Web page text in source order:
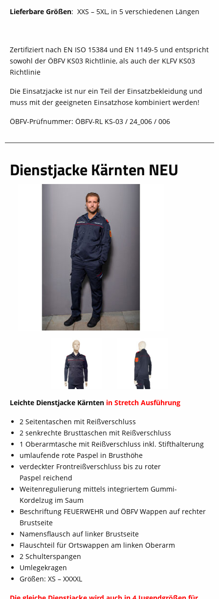
Lieferbare Größen: XXS – 5XL, in 5 verschiedenen Längen
Zertifiziert nach EN ISO 15384 und EN 1149-5 und entspricht
sowohl der ÖBFV KS03 Richtlinie, als auch der KLFV KS03
Richtlinie
Die Einsatzjacke ist nur ein Teil der Einsatzbekleidung und
muss mit der geeigneten Einsatzhose kombiniert werden!
ÖBFV-Prüfnummer: ÖBFV-RL KS-03 / 24_006 / 006
schließen
Dienstjacke Kärnten NEU
Leichte Dienstjacke Kärnten in Stretch Ausführung
2 Seitentaschen mit Reißverschluss
2 senkrechte Brusttaschen mit Reißverschluss
1 Oberarmtasche mit Reißverschluss inkl. Stifthalterung
umlaufende rote Paspel in Brusthöhe
verdeckter Frontreißverschluss bis zu roter
Paspel reichend
Weitenregulierung mittels integriertem Gummi-
Kordelzug im Saum
Beschriftung FEUERWEHR und ÖBFV Wappen auf rechter
Brustseite
Namensflausch auf linker Brustseite
Flauschteil für Ortswappen am linken Oberarm
2 Schulterspangen
Umlegekragen
Größen: XS – XXXXL